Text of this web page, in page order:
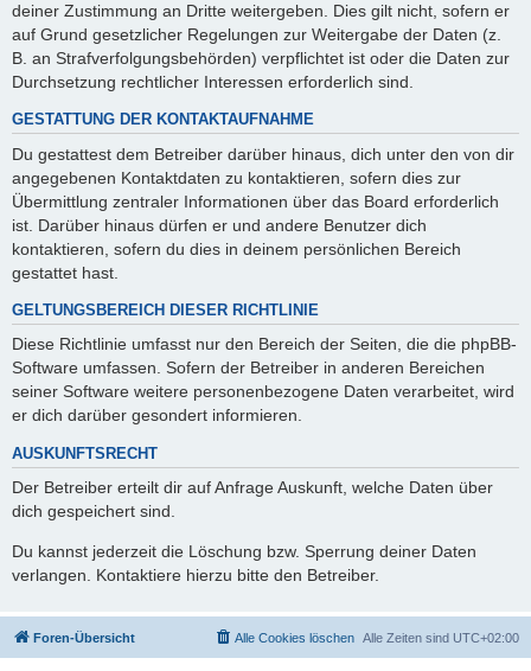
deiner Zustimmung an Dritte weitergeben. Dies gilt nicht, sofern er
auf Grund gesetzlicher Regelungen zur Weitergabe der Daten (z.
B. an Strafverfolgungsbehörden) verpflichtet ist oder die Daten zur
Durchsetzung rechtlicher Interessen erforderlich sind.
GESTATTUNG DER KONTAKTAUFNAHME
Du gestattest dem Betreiber darüber hinaus, dich unter den von dir
angegebenen Kontaktdaten zu kontaktieren, sofern dies zur
Übermittlung zentraler Informationen über das Board erforderlich
ist. Darüber hinaus dürfen er und andere Benutzer dich
kontaktieren, sofern du dies in deinem persönlichen Bereich
gestattet hast.
GELTUNGSBEREICH DIESER RICHTLINIE
Diese Richtlinie umfasst nur den Bereich der Seiten, die die phpBB-
Software umfassen. Sofern der Betreiber in anderen Bereichen
seiner Software weitere personenbezogene Daten verarbeitet, wird
er dich darüber gesondert informieren.
AUSKUNFTSRECHT
Der Betreiber erteilt dir auf Anfrage Auskunft, welche Daten über
dich gespeichert sind.
Du kannst jederzeit die Löschung bzw. Sperrung deiner Daten
verlangen. Kontaktiere hierzu bitte den Betreiber.
Foren-Übersicht Alle Zeiten sind UTC+02:00
Alle Cookies löschen